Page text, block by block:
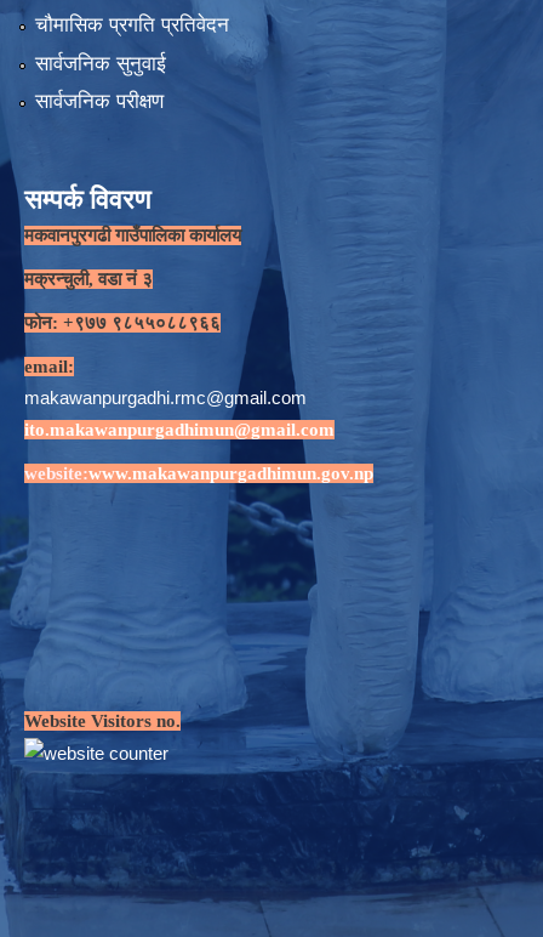
चौमासिक प्रगति प्रतिवेदन
सार्वजनिक सुनुवाई
सार्वजनिक परीक्षण
सम्पर्क विवरण
मकवानपुरगढी गाउँपालिका कार्यालय
मक्रन्चुली, वडा नं ३
फोन: +९७७ ९८५५०८८९६६
email:
makawanpurgadhi.rmc@gmail.com
ito.makawanpurgadhimun@gmail.com
website:www.makawanpurgadhimun.gov.np
Website Visitors no.